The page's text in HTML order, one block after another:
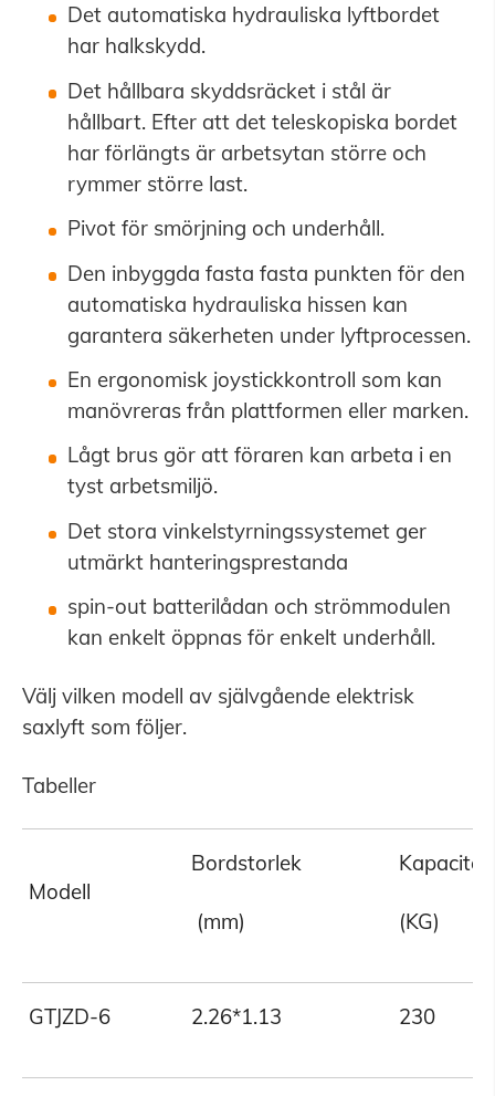
Det automatiska hydrauliska lyftbordet
har halkskydd.
Det hållbara skyddsräcket i stål är
hållbart. Efter att det teleskopiska bordet
har förlängts är arbetsytan större och
rymmer större last.
Pivot för smörjning och underhåll.
Den inbyggda fasta fasta punkten för den
automatiska hydrauliska hissen kan
garantera säkerheten under lyftprocessen.
En ergonomisk joystickkontroll som kan
manövreras från plattformen eller marken.
Lågt brus gör att föraren kan arbeta i en
tyst arbetsmiljö.
Det stora vinkelstyrningssystemet ger
utmärkt hanteringsprestanda
spin-out batterilådan och strömmodulen
kan enkelt öppnas för enkelt underhåll.
Välj vilken modell av självgående elektrisk
saxlyft som följer.
Tabeller
Modell
Bordstorlek
(mm)
Kapacitet
(KG)
GTJZD-6 2.26*1.13 230